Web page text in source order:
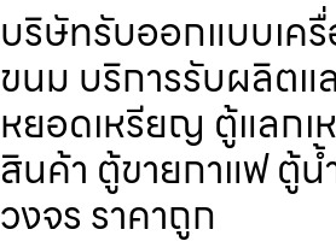
บริษัทรับออกแบบเค
ขนม บริการรับผลิตแ
หยอดเหรียญ ตู้แลก
สินค้า ตู้ขายกาแฟ ตู้
วงจร ราคาถูก